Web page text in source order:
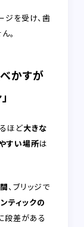
ジを受け、歯
。
かすが
ほど大きな
すい場所は
、ブリッジで
ティックの
段差がある